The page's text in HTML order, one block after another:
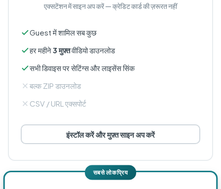
एक्सटेंशन में साइन अप करें — क्रेडिट कार्ड की ज़रूरत नहीं
Guest में शामिल सब कुछ
हर महीने3 मुफ़्तवीडियो डाउनलोड
सभी डिवाइस पर सेटिंग्स और लाइसेंस सिंक
बल्क ZIP डाउनलोड
CSV / URL एक्सपोर्ट
इंस्टॉल करें और मुफ़्त साइन अप करें
सबसे लोकप्रिय